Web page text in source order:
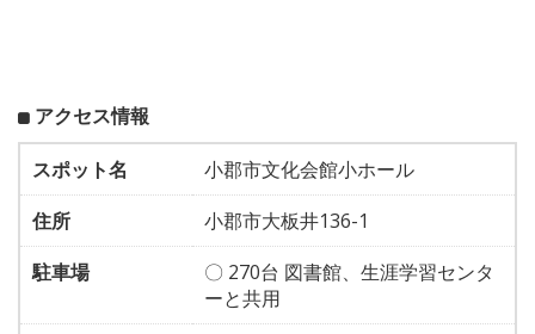
アクセス情報
スポット名
小郡市文化会館小ホール
住所
小郡市大板井136-1
駐車場
〇 270台 図書館、生涯学習センタ
ーと共用